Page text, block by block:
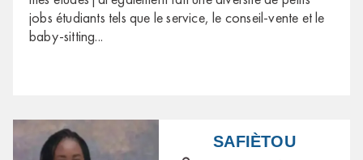
jobs étudiants tels que le service, le conseil-vente et le
baby-sitting...
SAFIÈTOU